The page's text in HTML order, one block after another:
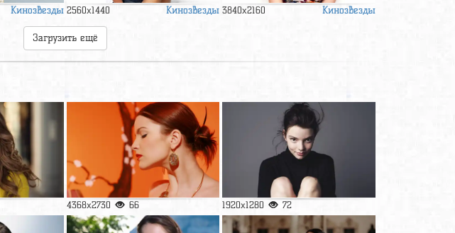
Кинозвезды 2560x1440 Кинозвезды 3840x2160 Кинозвезды
Загрузить ещё
4368x2730 66 1920x1280 72